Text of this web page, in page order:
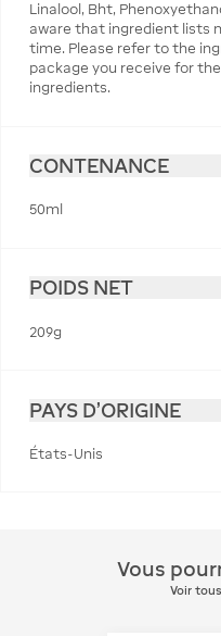
Linalool, Bht,
aware that ingredient lists
time. Please refer to the
package you receive for
ingredients.
CONTENANCE
50ml
POIDS NET
209g
PAYS D'ORIGINE
États-Unis
Vous
Voir